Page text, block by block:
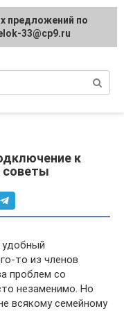
к
советы
то из членов
проблем со
незаменимо. Но
всякому семейному
предложений по
33@cp9.ru
предложений по
33@cp9.ru